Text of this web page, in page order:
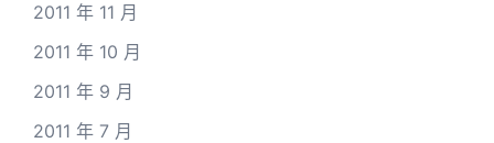
2011 年 11 月
2011 年 10 月
2011 年 9 月
2011 年 7 月